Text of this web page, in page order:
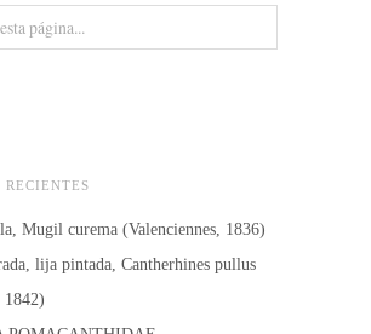
RECIENTES
Mugil curema (Valenciennes, 1836)
lija pintada, Cantherhines pullus
1842)